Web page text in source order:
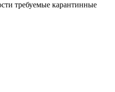
требуемые карантинные